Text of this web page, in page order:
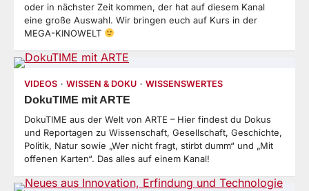
oder in nächster Zeit kommen, der hat auf diesem Kanal
eine große Auswahl. Wir bringen euch auf Kurs in der
MEGA-KINOWELT
VIDEOS WISSEN & DOKU WISSENSWERTES
DokuTIME mit ARTE
DokuTIME aus der Welt von ARTE – Hier findest du Dokus
und Reportagen zu Wissenschaft, Gesellschaft, Geschichte,
Politik, Natur sowie „Wer nicht fragt, stirbt dumm“ und „Mit
offenen Karten“. Das alles auf einem Kanal!